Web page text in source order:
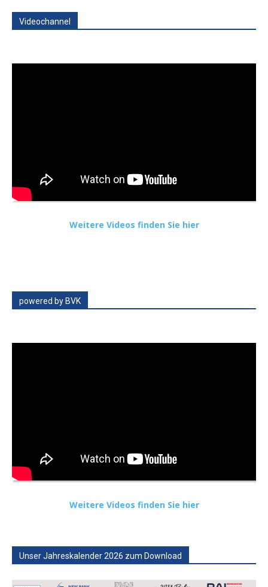
Videochannel
Weitere Videos finden Sie hier
powered by BVK
Weitere Videos finden Sie hier
Unser Jahreskalender 2026 zum Download